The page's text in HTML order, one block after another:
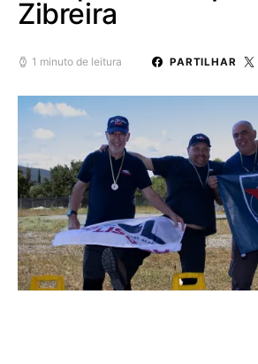
Zibreira
1 minuto de leitura PARTILHAR